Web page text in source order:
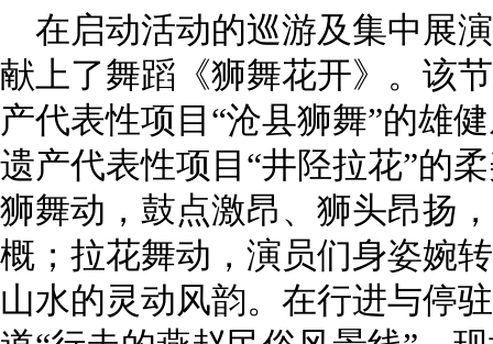
在启动活动的巡游及集中展
献上了舞蹈《狮舞花开》。该
产代表性项目“沧县狮舞”的雄
遗产代表性项目“井陉拉花”的
狮舞动，鼓点激昂、狮头昂扬
概；拉花舞动，演员们身姿婉
山水的灵动风韵。在行进与停